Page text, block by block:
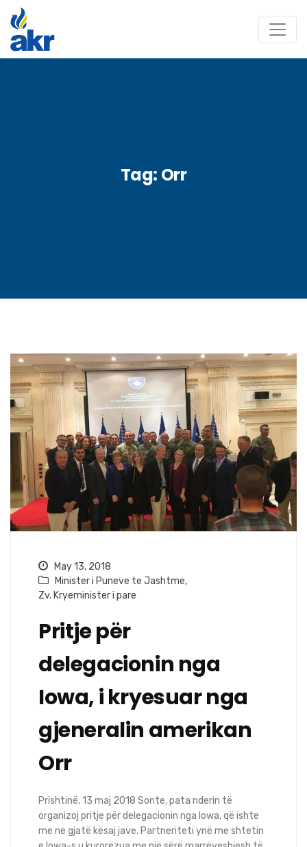
Tag: Orr
May 13, 2018
Minister i Puneve te Jashtme,
Zv. Kryeminister i pare
Pritje për
delegacionin nga
Iowa, i kryesuar nga
gjeneralin amerikan
Orr
Prishtinë, 13 maj 2018 Sonte, pata nderin të
organizoj pritje për delegacionin nga Iowa, që ishte
me ne gjatë kësaj jave. Partneriteti ynë me shtetin